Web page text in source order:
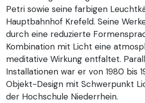
Petri sowie seine farbigen
Hauptbahnhof Krefeld. Seine
durch eine reduzierte
Kombination mit Licht eine
meditative Wirkung entfaltet.
Installationen war er von 1980 bis
Objekt-Design mit Schwerpunkt
der Hochschule Niederrhein.